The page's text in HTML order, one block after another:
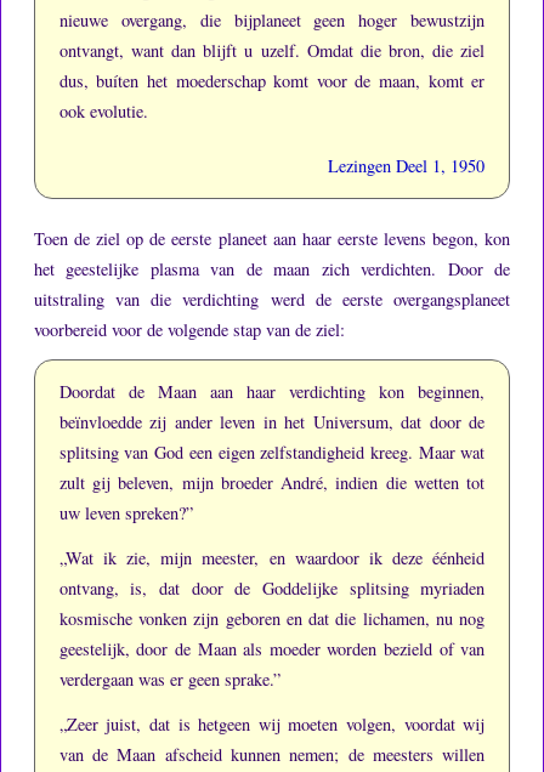
nieuwe overgang, die bijplaneet geen hoger bewustzijn
ontvangt, want dan blijft u uzelf. Omdat die bron, die ziel
dus, buíten het moederschap komt voor de maan, komt er
ook evolutie.
Lezingen Deel 1, 1950
Toen de ziel op de eerste planeet aan haar eerste levens begon, kon
het geestelijke plasma van de maan zich verdichten. Door de
uitstraling van die verdichting werd de eerste overgangsplaneet
voorbereid voor de volgende stap van de ziel:
Doordat de Maan aan haar verdichting kon beginnen,
beïnvloedde zij ander leven in het Universum, dat door de
splitsing van God een eigen zelfstandigheid kreeg. Maar wat
zult gij beleven, mijn broeder André, indien die wetten tot
uw leven spreken?”
„Wat ik zie, mijn meester, en waardoor ik deze éénheid
ontvang, is, dat door de Goddelijke splitsing myriaden
kosmische vonken zijn geboren en dat die lichamen, nu nog
geestelijk, door de Maan als moeder worden bezield of van
verdergaan was er geen sprake.”
„Zeer juist, dat is hetgeen wij moeten volgen, voordat wij
van de Maan afscheid kunnen nemen; de meesters willen